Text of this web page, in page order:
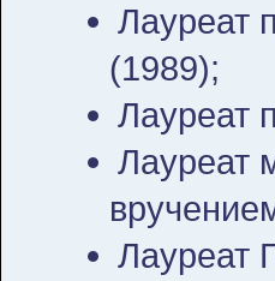
Лауреат
(1989);
Лауреат
Лауреат
Лауреат